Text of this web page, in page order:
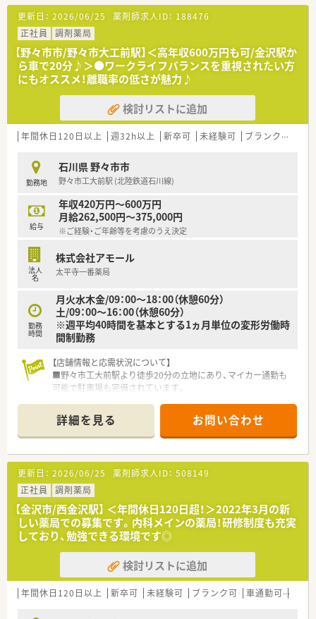
更新日： 2026/06/25 薬剤師求人ID： 188476
正社員
調剤薬局
【野々市市/野々市大工前駅】＜高年収600万円も可/金沢駅か
ら車で20分♪＞●ワークライフバランスを重視されたい方
にもオススメ！離職率の低さが魅力♪
検討リストに追加
年間休日120日以上 週32h以上 新卒可 未経験可 ブランク可
勤務地
石川県 野々市市
野々市工大前駅 (北陸鉄道石川線)
給与
年収420万円～600万円
月給262,500円～375,000円
※ご経験・ご年齢等を考慮のうえ決定
法人
名
株式会社アモール
太平寺一番薬局
勤務
時間
月火水木金/09：00～18：00（休憩60分）
土/09：00～16：00（休憩60分）
※週平均40時間を基本とする1ヵ月単位の変形労働時
間制勤務
【店舗情報と応需状況について】
■野々市工大前駅より徒歩20分の立地にあり、マイカー通勤も
可能で駐車場も完備されています。
程度、無理なく応需しています
■薬剤師3名と事務員2名という処方箋枚数に対して非常に手厚
い人員体制を敷いています。
【法人特徴について】
■富山県を本拠地に石川県など広域に店舗を展開し、地域包括ケ
アシステムを推進する企業です。
■現場の意見を積極的に取り入れる風通しの良さがあり、ボトム
アップで組織作りを行っています。
■従業員の働きやすさを重視しており、高い定着率と良好なワー
クライフバランスを実現しています。
【こんな取り組みをしています】
■従業員の声を反映するプロジェクトチームを結成し、働きやす
い環境作りを推進しています。
オフの時間の充実も支援します。
詳細を見る お問い合わせ
更新日： 2026/06/25 薬剤師求人ID： 508149
正社員
調剤薬局
【金沢市/西金沢駅】 ＜年間休日120日超！＞2022年3月の新
しい薬局での募集です。内科メインの薬局！研修制度も充実
しており、勉強できる環境です◎
検討リストに追加
年間休日120日以上 新卒可 未経験可 ブランク可 車通勤可